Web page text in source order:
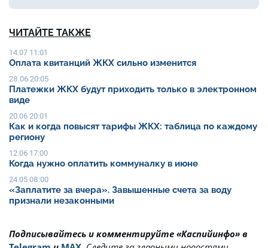
ЧИТАЙТЕ ТАКЖЕ
14.07 11:01
Оплата квитанций ЖКХ сильно изменится
28.06 20:05
Платежки ЖКХ будут приходить только в электронном
виде
20.06 20:01
Как и когда повысят тарифы ЖКХ: таблица по каждому
региону
12.06 17:00
Когда нужно оплатить коммуналку в июне
24.05 08:00
«Заплатите за вчера». Завышенные счета за воду
признали незаконными
Подписывайтесь и комментируйте «Каспийинфо» в